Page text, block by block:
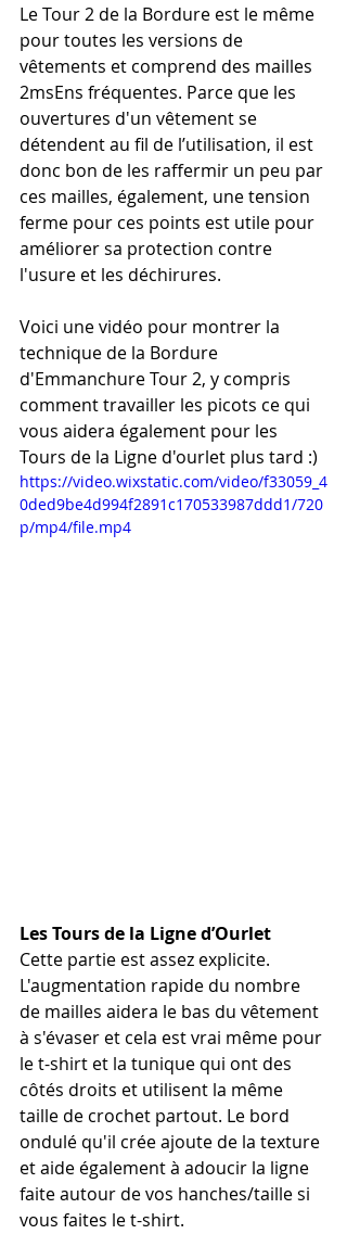
Le Tour 2 de la Bordure est le même
pour toutes les versions de
vêtements et comprend des mailles
2msEns fréquentes. Parce que les
ouvertures d'un vêtement se
détendent au fil de l’utilisation, il est
donc bon de les raffermir un peu par
ces mailles, également, une tension
ferme pour ces points est utile pour
améliorer sa protection contre
l'usure et les déchirures.
Voici une vidéo pour montrer la
technique de la Bordure
d'Emmanchure Tour 2, y compris
comment travailler les picots ce qui
vous aidera également pour les
Tours de la Ligne d'ourlet plus tard :)
https://video.wixstatic.com/video/f33059_4
0ded9be4d994f2891c170533987ddd1/720
p/mp4/file.mp4
Les Tours de la Ligne d’Ourlet
Cette partie est assez explicite.
L'augmentation rapide du nombre
de mailles aidera le bas du vêtement
à s'évaser et cela est vrai même pour
le t-shirt et la tunique qui ont des
côtés droits et utilisent la même
taille de crochet partout. Le bord
ondulé qu'il crée ajoute de la texture
et aide également à adoucir la ligne
faite autour de vos hanches/taille si
vous faites le t-shirt.